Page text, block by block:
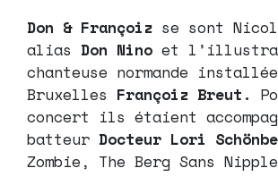
Don & Françoiz se sont
alias Don Nino et
chanteuse normande
Bruxelles Françoiz Breut.
concert ils étaient
batteur Docteur Lori
Zombie, The Berg Sans